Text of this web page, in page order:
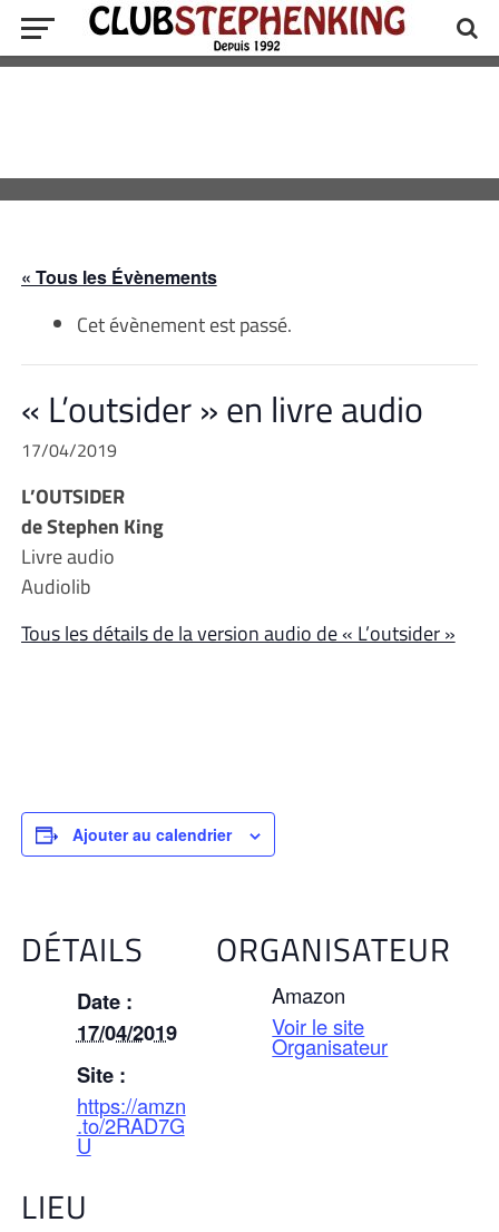
« Tous les Évènements
Cet évènement est passé.
« L’outsider » en livre audio
17/04/2019
L’OUTSIDER
de Stephen King
Livre audio
Audiolib
Tous les détails de la version audio de « L’outsider »
Ajouter au calendrier
DÉTAILS
Date :
17/04/2019
Site :
https://amzn
.to/2RAD7G
U
LIEU
ORGANISATEUR
Amazon
Voir le site
Organisateur